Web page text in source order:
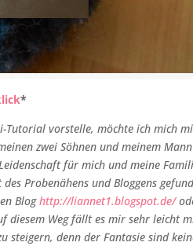
*
Tutorial vorstelle, möchte ich mich
zwei Söhnen und meinem
für mich und meine
Probenähens und Bloggens
Bloghttp://liannet1.blogspot.de/
diesem Weg fällt es mir sehr leicht
steigern, denn der Fantasie sind